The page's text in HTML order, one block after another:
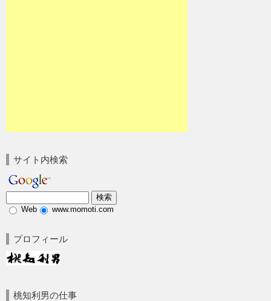
サイト内検索
Web www.momoti.com
プロフィール
桃知利男の仕事